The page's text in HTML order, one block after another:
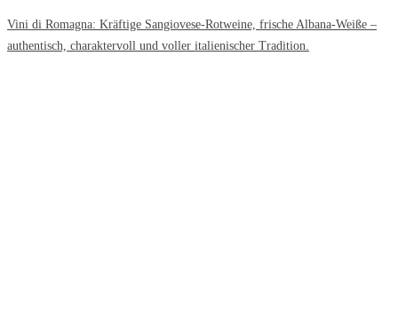
Vini di Romagna: Kräftige Sangiovese-Rotweine, frische Albana-Weiße –
authentisch, charaktervoll und voller italienischer Tradition.